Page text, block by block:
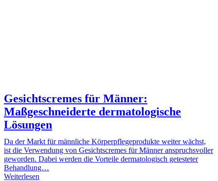
Gesichtscremes für Männer:
Maßgeschneiderte dermatologische
Lösungen
Da der Markt für männliche Körperpflegeprodukte weiter wächst,
ist die Verwendung von Gesichtscremes für Männer anspruchsvoller
geworden. Dabei werden die Vorteile dermatologisch getesteter
Behandlung…
Weiterlesen